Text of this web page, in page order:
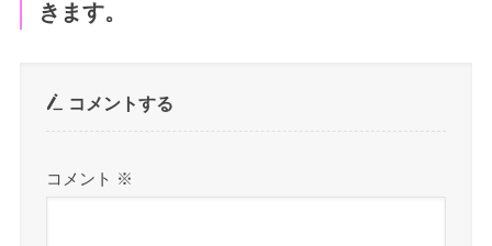
きます。
コメントする
コメント ※